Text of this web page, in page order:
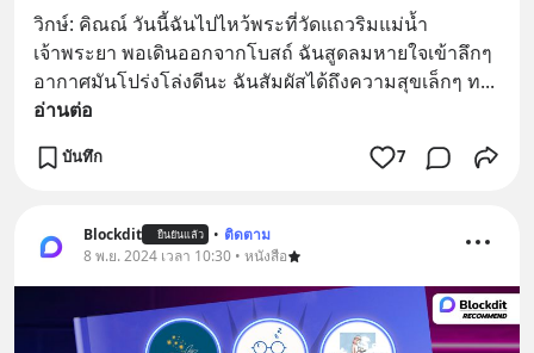
วิกษ์: คิณณ์ วันนี้ฉันไปไหว้พระที่วัดแถวริมแม่น้ำ
เจ้าพระยา พอเดินออกจากโบสถ์ ฉันสูดลมหายใจเข้าลึกๆ
อากาศมันโปร่งโล่งดีนะ ฉันสัมผัสได้ถึงความสุขเล็กๆ ท
อ่านต่อ
บันทึก 7
Blockdit ยืนยันแล้ว • ติดตาม
8 พ.ย. 2024 เวลา 10:30 • หนังสือ